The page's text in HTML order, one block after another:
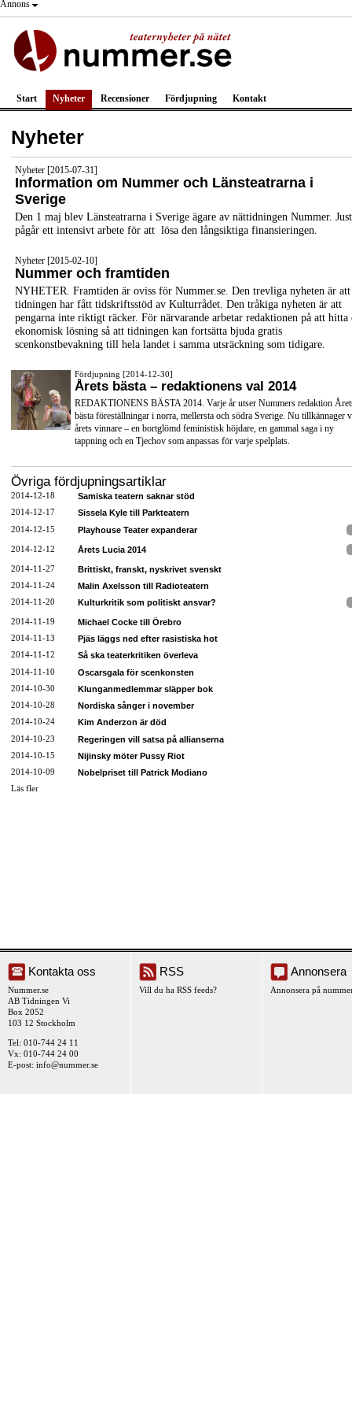
Annons
Start Nyheter Recensioner Fördjupning Kontakt
Nyheter
Nyheter [2015-07-31]
Information om Nummer och Länsteatrarna i
Sverige
Den 1 maj blev Länsteatrarna i Sverige ägare av nättidningen Nummer.
pågår ett intensivt arbete för att lösa den långsiktiga finansieringen.
Nyheter [2015-02-10]
Nummer och framtiden
NYHETER. Framtiden är oviss för Nummer.se. Den trevliga nyheten är att
tidningen har fått tidskriftsstöd av Kulturrådet. Den tråkiga nyheten är att
pengarna inte riktigt räcker. För närvarande arbetar redaktionen på att hitta
ekonomisk lösning så att tidningen kan fortsätta bjuda gratis
scenkonstbevakning till hela landet i samma utsräckning som tidigare.
Fördjupning [2014-12-30]
Årets bästa – redaktionens val 2014
REDAKTIONENS BÄSTA 2014. Varje år utser Nummers redaktion
bästa föreställningar i norra, mellersta och södra Sverige. Nu tillkännager
årets vinnare – en bortglömd feministisk höjdare, en gammal saga i ny
tappning och en Tjechov som anpassas för varje spelplats.
Övriga fördjupningsartiklar
2014-12-18
Samiska teatern saknar stöd
2014-12-17
Sissela Kyle till Parkteatern
2014-12-15
Playhouse Teater expanderar
2014-12-12
Årets Lucia 2014
2014-11-27
Brittiskt, franskt, nyskrivet svenskt
2014-11-24
Malin Axelsson till Radioteatern
2014-11-20
Kulturkritik som politiskt ansvar?
2014-11-19
Michael Cocke till Örebro
2014-11-13
Pjäs läggs ned efter rasistiska hot
2014-11-12
Så ska teaterkritiken överleva
2014-11-10
Oscarsgala för scenkonsten
2014-10-30
Klunganmedlemmar släpper bok
2014-10-28
Nordiska sånger i november
2014-10-24
Kim Anderzon är död
2014-10-23
Regeringen vill satsa på allianserna
2014-10-15
Nijinsky möter Pussy Riot
2014-10-09
Nobelpriset till Patrick Modiano
Läs fler
Kontakta oss
Nummer.se
AB Tidningen Vi
Box 2052
103 12 Stockholm
Tel: 010-744 24 11
Vx: 010-744 24 00
E-post: info@nummer.se
RSS
Vill du ha RSS feeds?
Annonsera
Annonsera på